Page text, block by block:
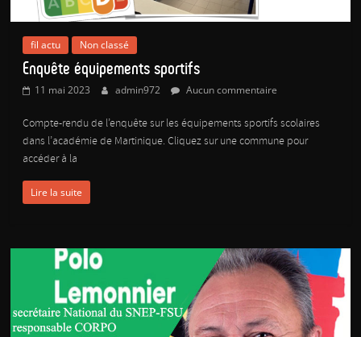
fil actu Non classé
Enquête équipements sportifs
11 mai 2023 admin972 Aucun commentaire
Compte-rendu de l’enquête sur les équipements sportifs scolaires
dans l’académie de Martinique. Cliquez sur une commune pour
accéder à la
Lire la suite